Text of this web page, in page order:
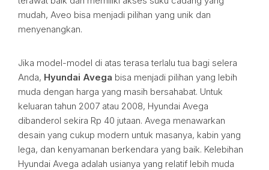
mudah, Aveo bisa menjadi pilihan yang unik dan
menyenangkan.
Jika model-model di atas terasa terlalu tua bagi selera
Anda, Hyundai Avega bisa menjadi pilihan yang lebih
muda dengan harga yang masih bersahabat. Untuk
keluaran tahun 2007 atau 2008, Hyundai Avega
dibanderol sekira Rp 40 jutaan. Avega menawarkan
desain yang cukup modern untuk masanya, kabin yang
lega, dan kenyamanan berkendara yang baik. Kelebihan
Hyundai Avega adalah usianya yang relatif lebih muda